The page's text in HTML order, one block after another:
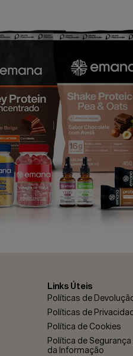
Links Úteis
Políticas de
Políticas de
Política de Cookies
Política de Segurança
da Informação